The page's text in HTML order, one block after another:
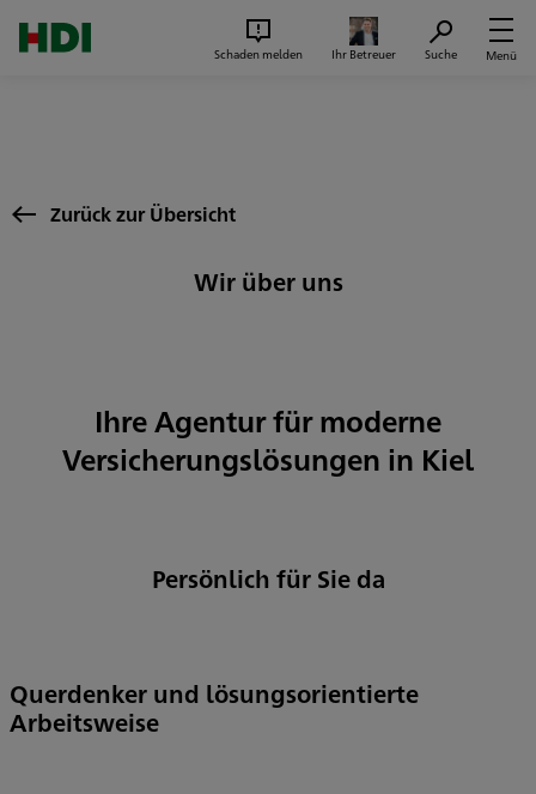
Schaden melden Ihr Betreuer Suche Menü
Zurück zur Übersicht
Wir über uns
Ihre Agentur für moderne
Versicherungslösungen in Kiel
Persönlich für Sie da
Querdenker und lösungsorientierte
Arbeitsweise